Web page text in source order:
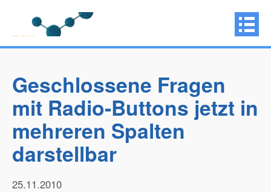
Geschlossene Fragen
mit Radio-Buttons jetzt in
mehreren Spalten
darstellbar
25.11.2010